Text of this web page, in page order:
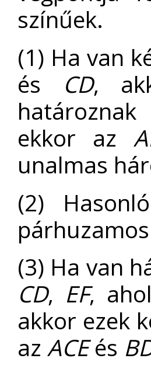
színűek.
(1) Ha van
és
CD,
ekkor az
unalmas
(2)
(3) Ha van
CD, EF,
akkor ezek
az ACEés